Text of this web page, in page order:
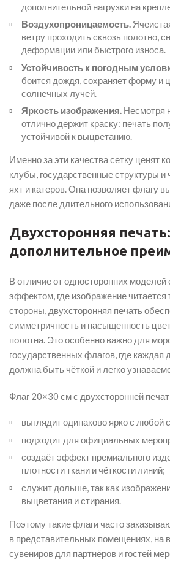
дополнительной нагрузки на
Воздухопроницаемость.
ветру проходить сквозь полотно,
деформации или быстрого износа.
Устойчивость к погодным
боится дождя, сохраняет форму и
солнечных лучей.
Яркость изображения. Несмотря
отлично держит краску: печать
устойчивой к выцветанию.
Именно за эти качества сетку ценят
клубы, государственные структуры
яхт и катеров. Она позволяет флагу
даже после длительного
Двухсторонняя печать:
дополнительное
В отличие от односторонних моделей
эффектом, где изображение читается
стороны, двухсторонняя печать
симметричность и насыщенность
полотна. Это особенно важно для
государственных флагов, где каждая
должна быть чёткой и легко
Флаг 20×30 см с двухсторонней
выглядит одинаково ярко с любой
подходит для официальных
создаёт эффект премиального
плотности ткани и чёткости линий;
служит дольше, так как
выцветания и стирания.
Поэтому такие флаги часто
в представительных помещениях, на
сувениров для партнёров и гостей